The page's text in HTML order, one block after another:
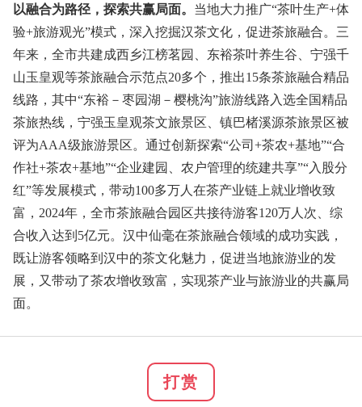
以融合为路径，探索共赢局面。
当地大力推广“茶叶生产+体
验+旅游观光”模式，深入挖掘汉茶文化，促进茶旅融合。三
年来，全市共建成西乡江榜茗园、东裕茶叶养生谷、宁强千
山玉皇观等茶旅融合示范点20多个，推出15条茶旅融合精品
线路，其中“东裕－枣园湖－樱桃沟”旅游线路入选全国精品
茶旅热线，宁强玉皇观茶文旅景区、镇巴楮溪源茶旅景区被
评为AAA级旅游景区。通过创新探索“公司+茶农+基地”“合
作社+茶农+基地”“企业建园、农户管理的统建共享”“入股分
红”等发展模式，带动100多万人在茶产业链上就业增收致
富，2024年，全市茶旅融合园区共接待游客120万人次、综
合收入达到5亿元。汉中仙毫在茶旅融合领域的成功实践，
既让游客领略到汉中的茶文化魅力，促进当地旅游业的发
展，又带动了茶农增收致富，实现茶产业与旅游业的共赢局
面。
打赏